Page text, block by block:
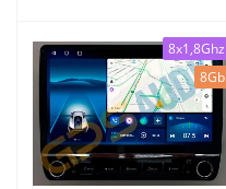
8x1,8Ghz
8Gb